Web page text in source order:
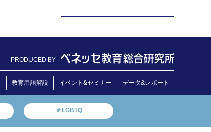
PRODUCED BY
教育用語解説 イベント&セミナー データ&レポート
＃LGBTQ